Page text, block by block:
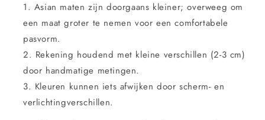
Asian maten zijn doorgaans kleiner; overweeg om
een maat groter te nemen voor een comfortabele
pasvorm.
Rekening houdend met kleine verschillen (2-3 cm)
door handmatige metingen.
Kleuren kunnen iets afwijken door scherm- en
verlichtingverschillen.